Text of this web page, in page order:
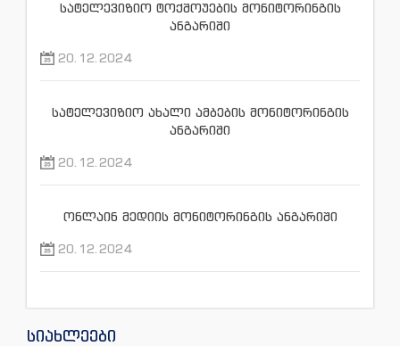
სატელევიზიო ტოქშოუების მონიტორინგის
ანგარიში
20.12.2024
სატელევიზიო ახალი ამბების მონიტორინგის
ანგარიში
20.12.2024
ონლაინ მედიის მონიტორინგის ანგარიში
20.12.2024
სიახლეები